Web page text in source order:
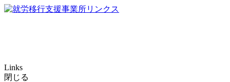
Links
閉じる